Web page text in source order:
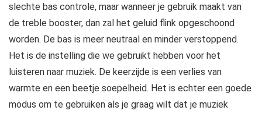
slechte bas controle, maar wanneer je gebruik maakt van
de treble booster, dan zal het geluid flink opgeschoond
worden. De bas is meer neutraal en minder verstoppend.
Het is de instelling die we gebruikt hebben voor het
luisteren naar muziek. De keerzijde is een verlies van
warmte en een beetje soepelheid. Het is echter een goede
modus om te gebruiken als je graag wilt dat je muziek